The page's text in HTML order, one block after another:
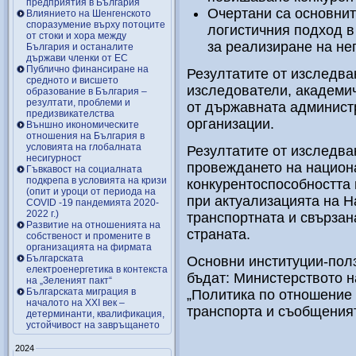
предприятия в България
Влиянието на Шенгенското
споразумение върху потоците
от стоки и хора между
България и останалите
държави членки от ЕС
Публично финансиране на
средното и висшето
образование в България –
резултати, проблеми и
предизвикателства
Външно икономическите
отношения на България в
условията на глобалната
несигурност
Гъвкавост на социалната
подкрепа в условията на кризи
(опит и уроци от периода на
COVID -19 пандемията 2020-
2022 г.)
Развитие на отношенията на
собственост и промените в
организацията на фирмата
Българската
електроенергетика в контекста
на „Зеленият пакт“
Българската миграция в
началото на ХХІ век –
детерминанти, квалификация,
устойчивост на завръщането
2024
Очертани са
логистичния подход
за реализиране на
Резултатите от
изследователи,
от държавната
организации.
Резултатите от
провеждането на
при актуализацията на
транспортната и
страната.
Основни институции-
бъдат: Министерството
„Политика по
транспорта и